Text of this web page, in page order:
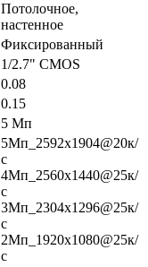
Потолочное,
настенное
Фиксированный
1/2.7" CMOS
0.08
0.15
5 Мп
5Мп_2592x1904@20к/
с
4Мп_2560x1440@25к/
с
3Мп_2304x1296@25к/
с
2Мп_1920x1080@25к/
с